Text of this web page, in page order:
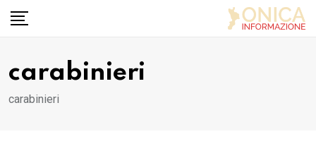
Skip
carabinieri
carabinieri